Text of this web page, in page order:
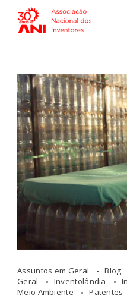
Assuntos em Geral Blog
Geral
Inventolândia
Meio Ambiente
Patentes